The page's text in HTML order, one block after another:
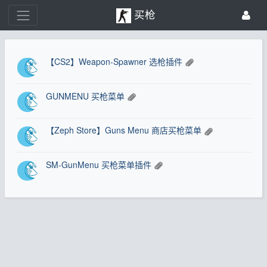
买枪
【CS2】Weapon-Spawner 选枪插件
GUNMENU 买枪菜单
【Zeph Store】Guns Menu 商店买枪菜单
SM-GunMenu 买枪菜单插件